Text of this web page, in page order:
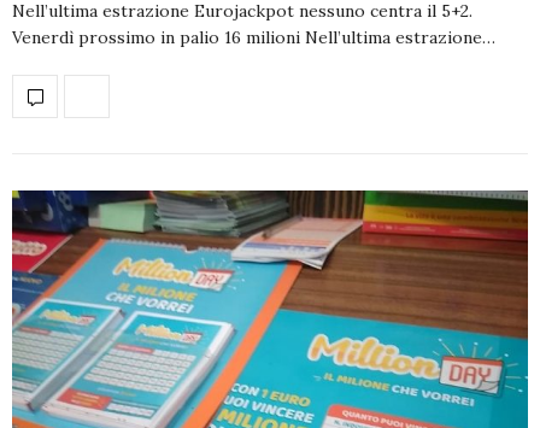
Nell’ultima estrazione Eurojackpot nessuno centra il 5+2.
Venerdì prossimo in palio 16 milioni Nell’ultima estrazione…